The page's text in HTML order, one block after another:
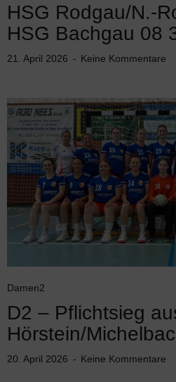
HSG Rodgau/N.-
HSG Bachgau 08
21. April 2026 Keine Kommentare
Damen2
D2 – Pflichtsieg
Hörstein/
20. April 2026 Keine Kommentare